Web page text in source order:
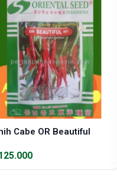
Cabe OR Beautiful